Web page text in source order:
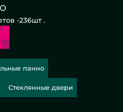
-236шт .
панно
Стеклянные двери